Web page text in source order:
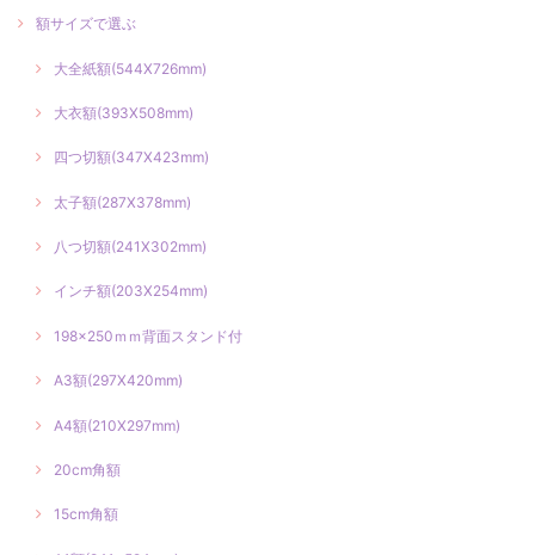
額サイズで選ぶ
大全紙額(544X726mm)
大衣額(393X508mm)
四つ切額(347X423mm)
太子額(287X378mm)
八つ切額(241X302mm)
インチ額(203X254mm)
198×250ｍｍ背面スタンド付
A3額(297X420mm)
A4額(210X297mm)
20cm角額
15cm角額